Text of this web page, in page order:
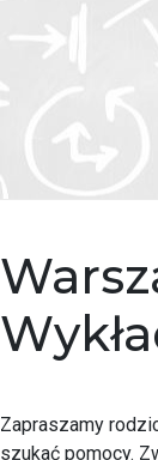
Zapraszamy
szukać pomocy.